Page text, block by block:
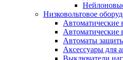
Низковольтовое
Автоматические
Автоматические
Автоматы
Аксессуары для
Выключатели